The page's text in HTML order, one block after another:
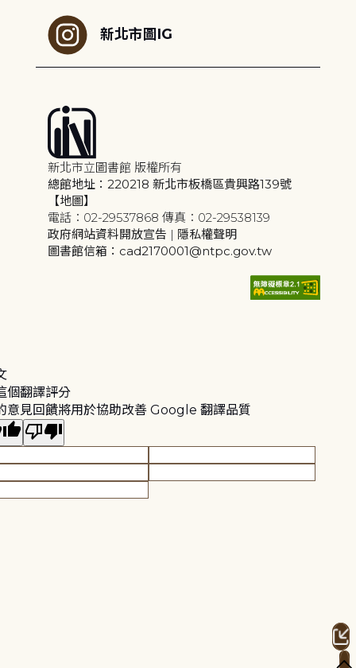
新北市圖IG
新北市立圖書館 版權所有
總館地址：220218 新北市板橋區貴興路139號
【地圖】
電話：02-29537868 傳真：02-29538139
政府網站資料開放宣告 | 隱私權聲明
圖書館信箱：cad2170001@ntpc.gov.tw
個翻譯評分
意見回饋將用於協助改善 Google 翻譯品質